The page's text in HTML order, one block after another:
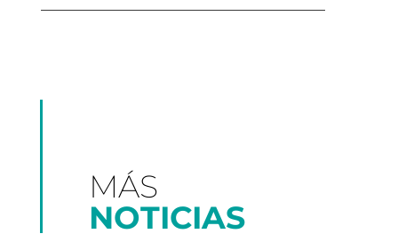
MÁS
NOTICIAS